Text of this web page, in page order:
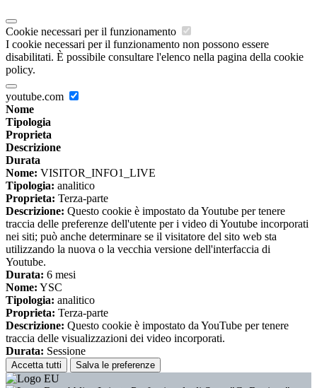
Cookie necessari per il funzionamento
I cookie necessari per il funzionamento non possono essere
disabilitati. È possibile consultare l'elenco nella pagina della cookie
policy.
youtube.com
Nome
Tipologia
Proprieta
Descrizione
Durata
Nome: VISITOR_INFO1_LIVE
Tipologia: analitico
Proprieta: Terza-parte
Descrizione: Questo cookie è impostato da Youtube per tenere
traccia delle preferenze dell'utente per i video di Youtube incorporati
nei siti; può anche determinare se il visitatore del sito web sta
utilizzando la nuova o la vecchia versione dell'interfaccia di
Youtube.
Durata: 6 mesi
Nome: YSC
Tipologia: analitico
Proprieta: Terza-parte
Descrizione: Questo cookie è impostato da YouTube per tenere
traccia delle visualizzazioni dei video incorporati.
Durata: Sessione
Accetta tutti Salva le preferenze